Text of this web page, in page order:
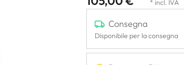
* incl. IVA
Consegna
Disponibile per la consegna